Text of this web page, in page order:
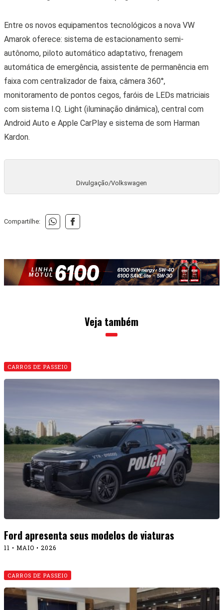
Entre os novos equipamentos tecnológicos a nova VW
Amarok oferece: sistema de estacionamento semi-
autônomo, piloto automático adaptativo, frenagem
automática de emergência, assistente de permanência em
faixa com centralizador de faixa, câmera 360°,
monitoramento de pontos cegos, faróis de LEDs matriciais
com sistema I.Q. Light (iluminação dinâmica), central com
Android Auto e Apple CarPlay e sistema de som Harman
Kardon.
Divulgação/Volkswagen
Compartilhe:
Veja também
CARROS DE PASSEIO
Ford apresenta seus modelos de viaturas
11 • MAIO • 2026
CARROS DE PASSEIO